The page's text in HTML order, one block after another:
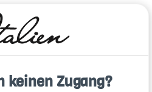
keinen Zugang?
Zitronenschale…